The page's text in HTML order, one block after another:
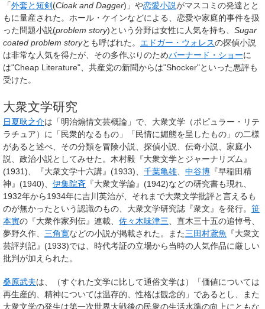
「外套と短剣 (Cloak and Dagger)」や恋愛小説がマスコミの発達とと
もに量産された。ホール・ケインなどによる、恋愛や家庭的事件を扱
った問題小説(problem story)という分野は女性に人気を持ち、 Sugar
coated problem storyとも呼ばれた。 エドガー・ウォレスの探偵小説
は非常な人気を得たが、その多作ぶりのためバーナード・ショーに
は"Cheap Literature"、共産党の新聞からは"Shocker"といった悪評も
受けた。
大衆文学研究
日夏耿之介は「明治煽情文芸概論」で、大衆文学（ポピュラー・リテ
ラチュア）に「民衆的なるもの」「民情に媚態を呈したもの」の二様
があると述べ、その分類を冒険小説、探偵小説、伝奇小説、家庭小
説、政治小説としてみせた。木村毅『大衆文学とジャーナリズム』
(1931)、『大衆文学十六講』(1933)、 千葉亀雄 中谷博 『早稲田精
神』(1940)、 伊集院斉 『大衆文学論』(1942)などの研究書も現れ、
1932年から1934年に吉川英治が、それまで大衆文学批評と言えるも
のが無かったという認識のもの、大衆文学研究誌『衆文』を発行。 笹
本寅の『大衆作家列伝』連載、 佐々木味津三 、直木三十五の追悼号、
夢野久作、 三角寛などの小説が掲載された。また三田村鳶魚
『大衆文
芸評判記』(1933)では、時代考証の立場から当時の人気作品に厳しい
批判が加えられた。
桑原武夫は、（すぐれた文学に比して通俗文学は）「価値については
再生産的、精神については温存的、性格は観念的」であるとし、また
大衆文学の発生は第一次世界大戦後の民衆の生活水準の向上にともな